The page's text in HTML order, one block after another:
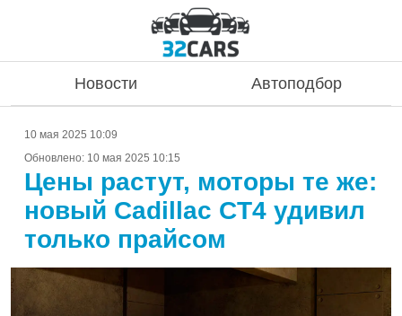
Новости Автоподбор
10 мая 2025 10:09
Обновлено: 10 мая 2025 10:15
Цены растут, моторы те же:
новый Cadillac CT4 удивил
только прайсом